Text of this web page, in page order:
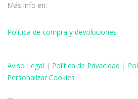
Más info en:
Política de compra y devoluciones
Aviso Legal | Política de Privacidad |
Personalizar Cookies